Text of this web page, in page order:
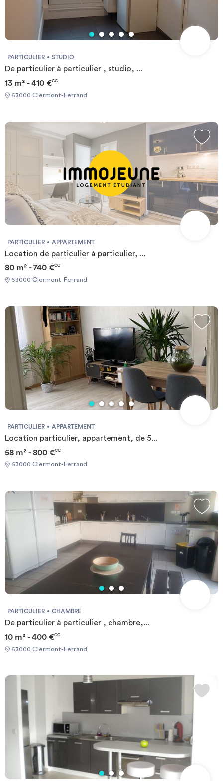
PARTICULIER STUDIO
De particulier à particulier , studio, ...
13 m² - 410 €CC
63000 Clermont-Ferrand
PARTICULIER APPARTEMENT
Location de particulier à particulier, ...
80 m² - 740 €CC
63000 Clermont-Ferrand
PARTICULIER APPARTEMENT
Location particulier, appartement, de 5...
58 m² - 800 €CC
63000 Clermont-Ferrand
PARTICULIER CHAMBRE
De particulier à particulier , chambre,...
10 m² - 400 €CC
63000 Clermont-Ferrand